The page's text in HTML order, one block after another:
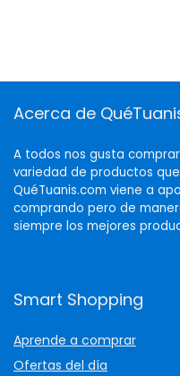
Acerca de
A todos nos gusta
variedad de productos
QuéTuanis.com viene a
comprando pero de
siempre los mejores
Smart Shopping
Aprende a comprar
Ofertas del día